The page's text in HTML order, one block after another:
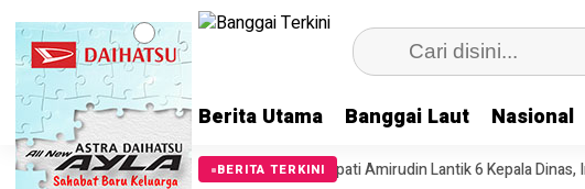
Berita Utama Banggai Laut Nasional
BERITA TERKINI
Banggai Laut Bupati Amirudin Lantik 6 Kepala Dinas, Ini Daftarnya!